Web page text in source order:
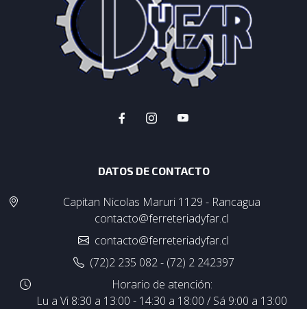
DATOS DE CONTACTO
Capitan Nicolas Maruri 1129 - Rancagua
contacto@ferreteriadyfar.cl
contacto@ferreteriadyfar.cl
(72)2 235 082 - (72) 2 242397
Horario de atención:
Lu a Vi 8:30 a 13:00 - 14:30 a 18:00 / Sá 9:00 a 13:00